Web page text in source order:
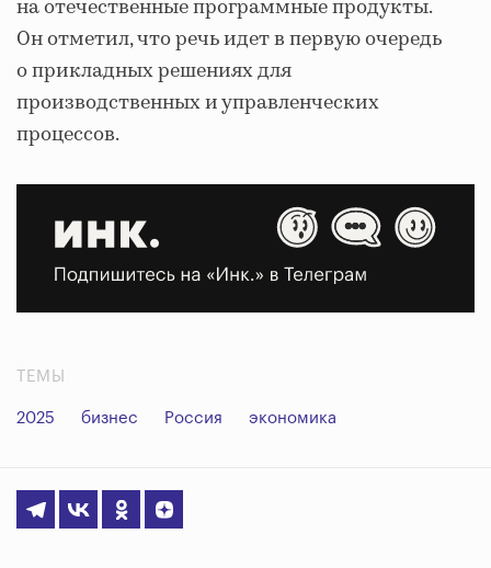
на отечественные программные продукты.
Он отметил, что речь идет в первую очередь
о прикладных решениях для
производственных и управленческих
процессов.
ТЕМЫ
2025 бизнес Россия экономика